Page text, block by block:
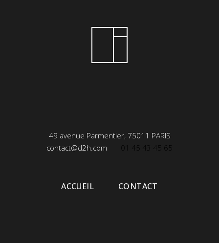
49 avenue Parmentier, 75011 PARIS
contact@d2h.com 01 45 43 45 65
ACCUEIL CONTACT